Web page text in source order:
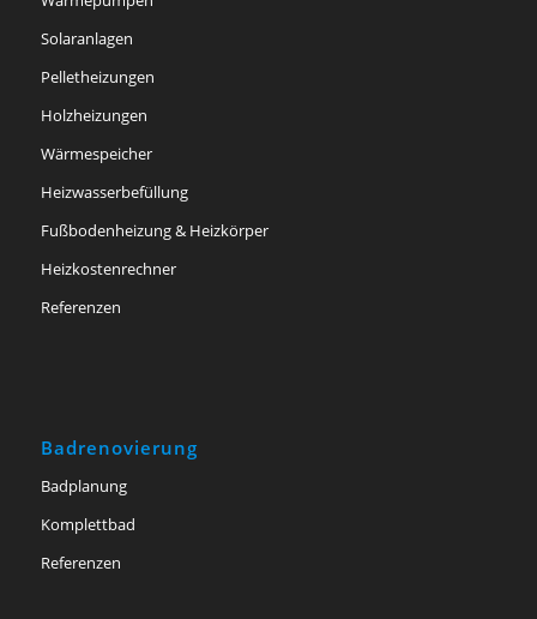
Solaranlagen
Pelletheizungen
Holzheizungen
Wärmespeicher
Heizwasserbefüllung
Fußbodenheizung & Heizkörper
Heizkostenrechner
Referenzen
Badrenovierung
Badplanung
Komplettbad
Referenzen